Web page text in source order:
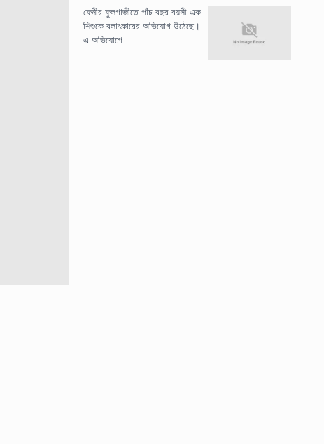
ফেনীর ফুলগাজীতে পাঁচ বছর বয়সী এক
শিশুকে বলাৎকারের অভিযোগ উঠেছে।
এ অভিযোগে...